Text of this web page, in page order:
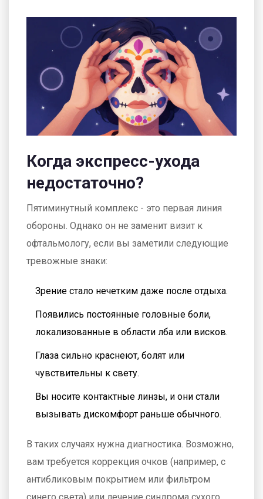
Когда экспресс-ухода
недостаточно?
Пятиминутный комплекс - это первая линия
обороны. Однако он не заменит визит к
офтальмологу, если вы заметили следующие
тревожные знаки:
Зрение стало нечетким даже после отдыха.
Появились постоянные головные боли,
локализованные в области лба или висков.
Глаза сильно краснеют, болят или
чувствительны к свету.
Вы носите контактные линзы, и они стали
вызывать дискомфорт раньше обычного.
В таких случаях нужна диагностика. Возможно,
вам требуется коррекция очков (например, с
антибликовым покрытием или фильтром